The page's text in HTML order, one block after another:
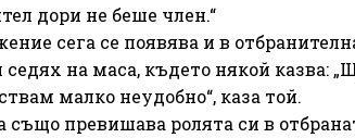
дори не беше член.“
сега се появява и в
на маса, където някой казва:
малко неудобно“, каза той.
превишава ролята си в